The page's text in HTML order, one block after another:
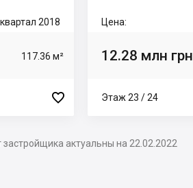
квартал 2018
117.36 м²

Цена:
12.28 млн грн
Этаж 23 / 24
застройщика актуальны на 22.02.2022